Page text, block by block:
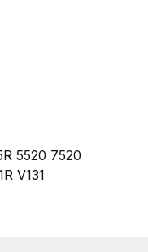
5520 7520
V131